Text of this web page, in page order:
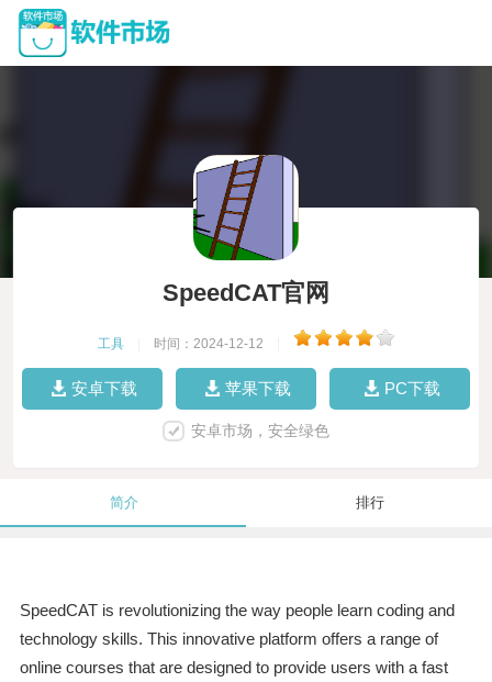
SpeedCAT官网
工具 时间：2024-12-12
安卓下载 苹果下载 PC下载
安卓市场，安全绿色
简介 排行
SpeedCAT is revolutionizing the way people learn coding and
technology skills. This innovative platform offers a range of
online courses that are designed to provide users with a fast